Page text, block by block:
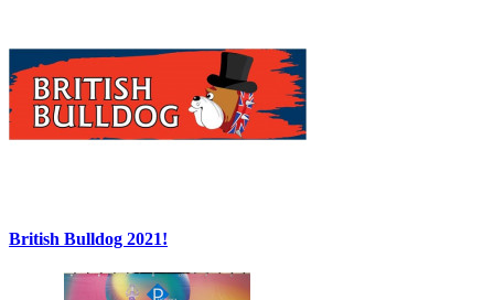
British Bulldog 2021!